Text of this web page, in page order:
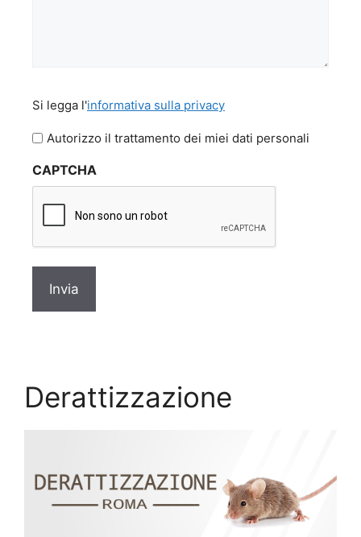
legga
l'informativa
privacy
Si legga l'informativa sulla privacy
Autorizzo il trattamento dei miei dati personali
CAPTCHA
Derattizzazione